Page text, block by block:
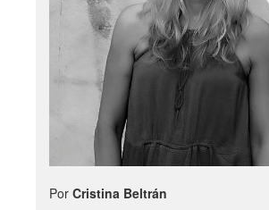
Por Cristina Beltrán